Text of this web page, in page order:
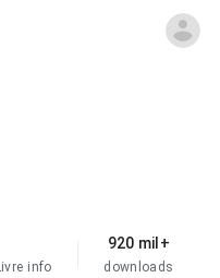
info
920 mil+
downloads